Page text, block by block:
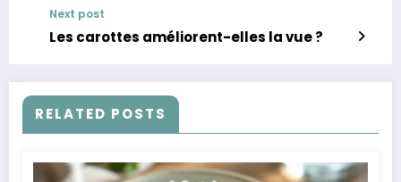
Next post
Les carottes améliorent-elles la vue ?
RELATED POSTS